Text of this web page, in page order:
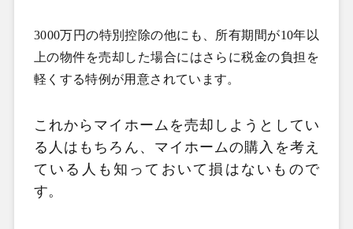
3000万円の特別控除の他にも、所有期間が10年以
上の物件を売却した場合にはさらに税金の負担を
軽くする特例が用意されています。
これからマイホームを売却しようとしてい
る人はもちろん、マイホームの購入を考え
ている人も知っておいて損はないもので
す。